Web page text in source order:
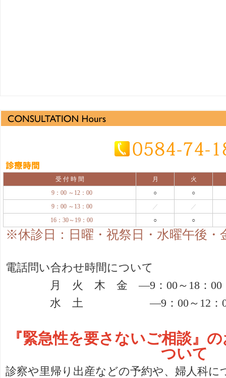
受 付 時 間 月
火
9：00 ～12：00
○
○
9：00 ～13：00
／
／
16：30～19：00
○ ○
※休診日：日曜・祝祭日・水曜午後・
電話問い合わせ時間について
月 火 木 金 ―9 ： 00～ 18 ： 00
水 土 ―9 ： 00～ 12 ：
『緊急性を要さないご相談』
ついて
診察や里帰り出産などの予約や、婦人科